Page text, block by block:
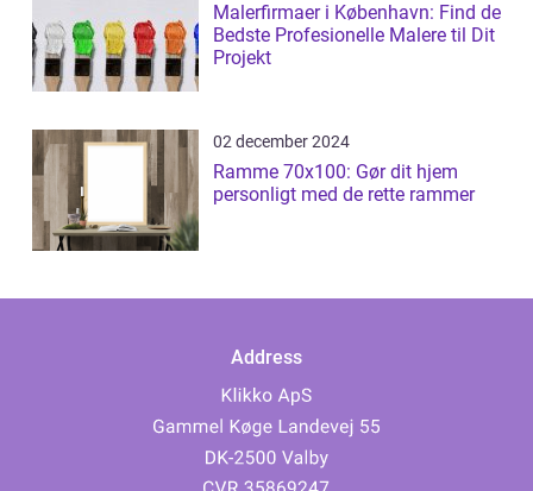
Malerfirmaer i København: Find de
Bedste Profesionelle Malere til Dit
Projekt
02 december 2024
Ramme 70x100: Gør dit hjem
personligt med de rette rammer
Address